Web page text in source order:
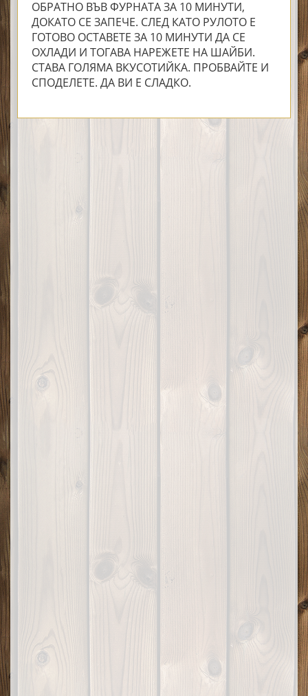
ОБРАТНО ВЪВ ФУРНАТА ЗА 10 МИНУТИ,
ДОКАТО СЕ ЗАПЕЧЕ. СЛЕД КАТО РУЛОТО Е
ГОТОВО ОСТАВЕТЕ ЗА 10 МИНУТИ ДА СЕ
ОХЛАДИ И ТОГАВА НАРЕЖЕТЕ НА ШАЙБИ.
СТАВА ГОЛЯМА ВКУСОТИЙКА. ПРОБВАЙТЕ И
СПОДЕЛЕТЕ. ДА ВИ Е СЛАДКО.